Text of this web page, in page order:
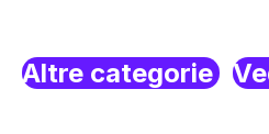
Altre categorie